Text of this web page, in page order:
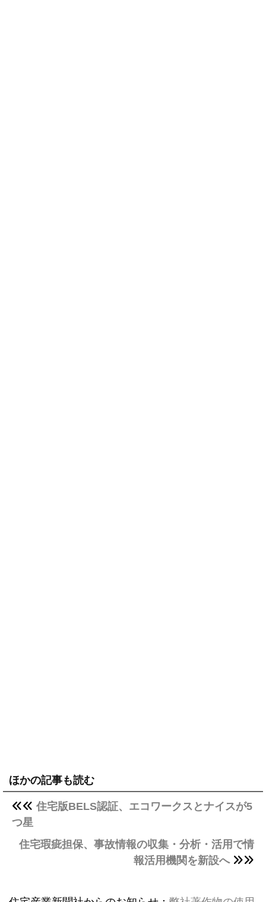
ほかの記事も読む
住宅版BELS認証、エコワークスとナイスが5
つ星
住宅瑕疵担保、事故情報の収集・分析・活用で情
報活用機関を新設へ